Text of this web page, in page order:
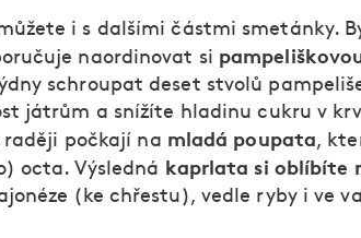
i s dalšími částmi smetánky.
naordinovat si
schroupat deset stvolů
játrům a snížíte hladinu cukru v
počkají na mladá poupata,
octa. Výsledná kaprlata si oblíbíte
(ke chřestu), vedle ryby i ve